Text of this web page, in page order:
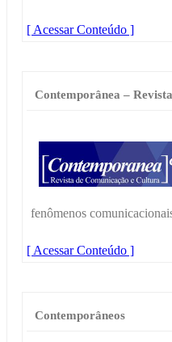
[ Acessar Conteúdo ]
Contemporânea –
fenômenos
[ Acessar Conteúdo ]
Contemporâneos